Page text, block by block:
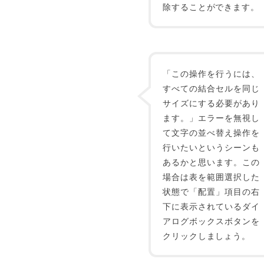
除することができます。
「この操作を行うには、
すべての結合セルを同じ
サイズにする必要があり
ます。」エラーを無視し
て文字の並べ替え操作を
行いたいというシーンも
あるかと思います。この
場合は表を範囲選択した
状態で「配置」項目の右
下に表示されているダイ
アログボックスボタンを
クリックしましょう。